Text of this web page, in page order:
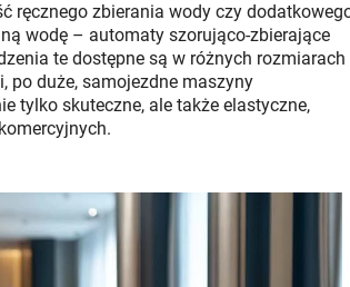
ręcznego zbierania wody czy
wodę – automaty szorująco-zbierające
te dostępne są w różnych rozmiarach
po duże, samojezdne maszyny
tylko skuteczne, ale także elastyczne,